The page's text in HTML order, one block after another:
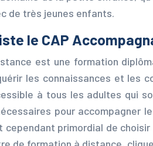
de très jeunes enfants.
le CAP
est une formation
les connaissances et les
à tous les adultes qui
pour accompagner
primordial de choisir